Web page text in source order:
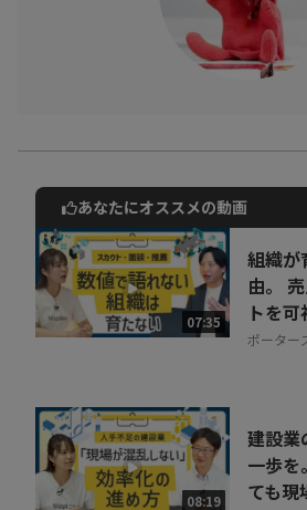
動画でご紹介しているサー
お気軽にご相談・ご質問い
30秒でお申し込み
相談を希望する
あなたにオススメの動画
07:35
組織が
由。
トを
ポーター
08:19
建設業
一歩を
ても現